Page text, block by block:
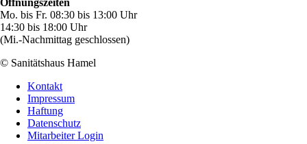
Öffnungszeiten
Mo. bis Fr. 08:30 bis 13:00 Uhr
14:30 bis 18:00 Uhr
(Mi.-Nachmittag geschlossen)
© Sanitätshaus Hamel
Kontakt
Impressum
Haftung
Datenschutz
Mitarbeiter Login